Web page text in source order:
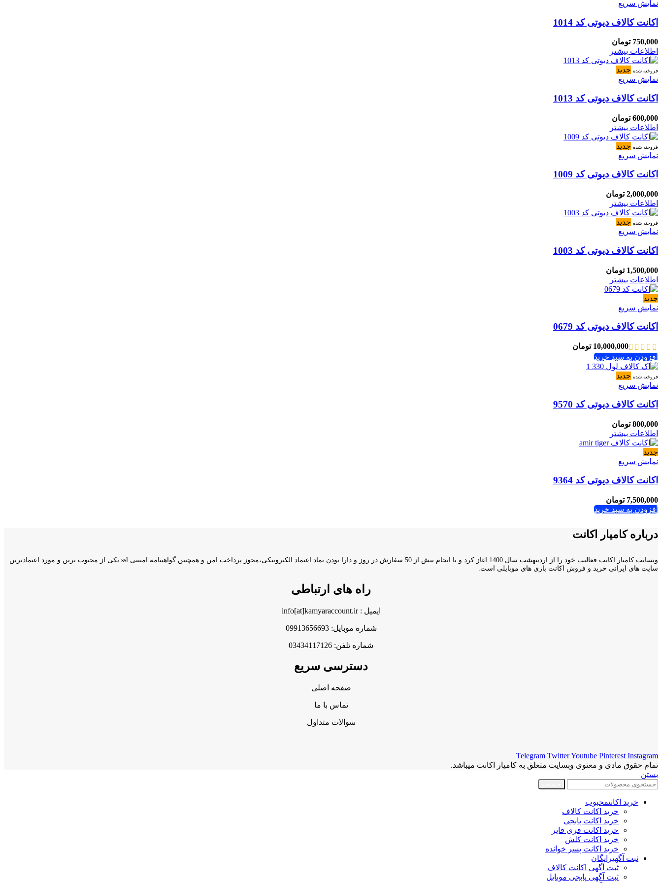
نمایش سریع
اکانت کالاف دیوتی کد 1014
750,000 تومان
اطلاعات بیشتر
فروخته شده جدید
نمایش سریع
اکانت کالاف دیوتی کد 1013
600,000 تومان
اطلاعات بیشتر
فروخته شده جدید
نمایش سریع
اکانت کالاف دیوتی کد 1009
2,000,000 تومان
اطلاعات بیشتر
فروخته شده جدید
نمایش سریع
اکانت کالاف دیوتی کد 1003
1,500,000 تومان
اطلاعات بیشتر
جدید
نمایش سریع
اکانت کالاف دیوتی کد 0679
10,000,000 تومان
افزودن به سبد خرید
فروخته شده جدید
نمایش سریع
اکانت کالاف دیوتی کد 9570
800,000 تومان
اطلاعات بیشتر
جدید
نمایش سریع
اکانت کالاف دیوتی کد 9364
7,500,000 تومان
افزودن به سبد خرید
درباره کامیار اکانت
وبسایت کامیار اکانت فعالیت خود را از اردیبهشت سال 1400 اغاز کرد و با انجام بیش از 50 سفارش در روز و دارا بودن نماد اعتماد الکترونیکی،مجوز پرداخت امن و همچنین گواهینامه امنیتی ssl یکی از محبوب ترین و مورد اعتمادترین
سایت های ایرانی خرید و فروش اکانت بازی های موبایلی است.
راه های ارتباطی
ایمیل : info[at]kamyaraccount.ir
شماره موبایل: 09913656693
شماره تلفن: 03434117126
دسترسی سریع
صفحه اصلی
تماس با ما
سوالات متداول
Telegram TwitterYoutube Pinterest Instagram
تمام حقوق مادی و معنوی وبسایت متعلق به کامیار اکانت میباشد.
بستن
خرید اکانتمحبوب
خرید اکانت کالاف
خرید اکانت پابجی
خرید اکانت فری فایر
خرید اکانت کلش
خرید اکانت پسر خوانده
ثبت آگهیرایگان
ثبت آگهی اکانت کالاف
ثبت آگهی پابجی موبایل